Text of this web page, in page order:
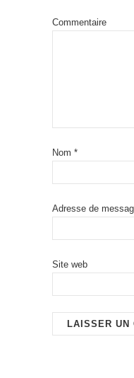
Commentaire
Nom *
Adresse de
Site web